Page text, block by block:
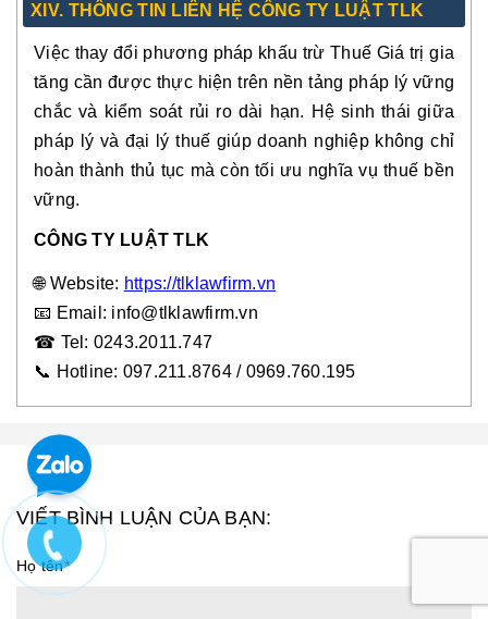
XIV. THÔNG TIN LIÊN HỆ CÔNG TY LUẬT TLK
Việc thay đổi phương pháp khấu trừ Thuế Giá trị gia
tăng cần được thực hiện trên nền tảng pháp lý vững
chắc và kiểm soát rủi ro dài hạn. Hệ sinh thái giữa
pháp lý và đại lý thuế giúp doanh nghiệp không chỉ
hoàn thành thủ tục mà còn tối ưu nghĩa vụ thuế bền
vững.
CÔNG TY LUẬT TLK
🌐 Website: https://tlklawfirm.vn
📧 Email: info@tlklawfirm.vn
☎ Tel: 0243.2011.747
📞 Hotline: 097.211.8764 / 0969.760.195
VIẾT BÌNH LUẬN CỦA BẠN:
Họ tên*